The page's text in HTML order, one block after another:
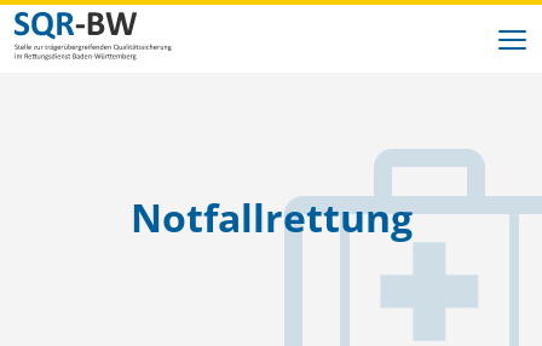
Zum Inhalt springen
IndikatorenNotfallrettung